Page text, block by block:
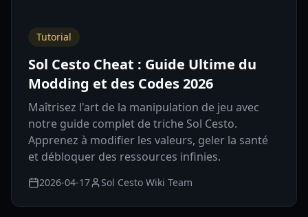
Tutorial
Sol Cesto Cheat : Guide Ultime du
Modding et des Codes 2026
Maîtrisez l'art de la manipulation de jeu avec
notre guide complet de triche Sol Cesto.
Apprenez à modifier les valeurs, geler la santé
et débloquer des ressources infinies.
2026-04-17 Sol Cesto Wiki Team